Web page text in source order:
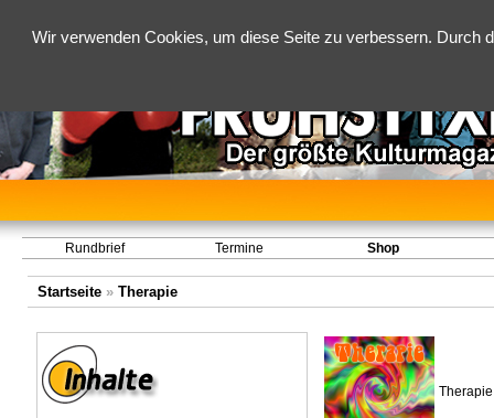
Wir verwenden Cookies, um diese Seite zu verbessern.
Rundbrief Termine Shop
Startseite» Therapie